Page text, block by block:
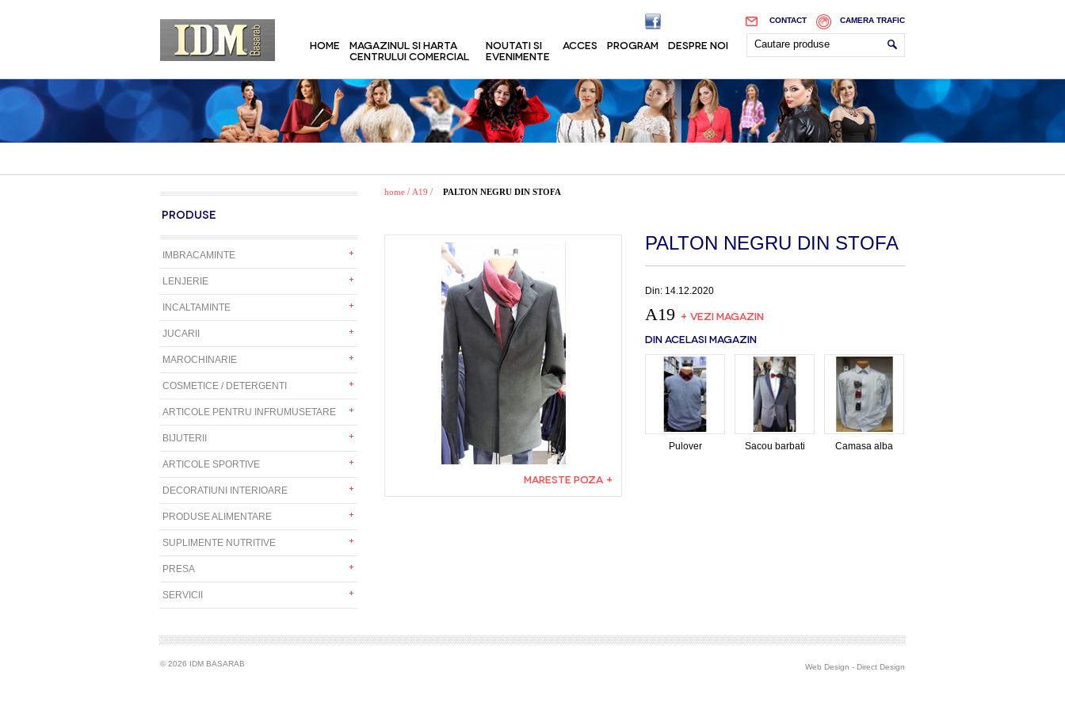
CAMERA TRAFIC
CONTACT
HOME
MAGAZINUL SI HARTA
CENTRULUI COMERCIAL
NOUTATI SI
EVENIMENTE
ACCES PROGRAM DESPRE NOI
PRODUSE
IMBRACAMINTE
LENJERIE
INCALTAMINTE
JUCARII
MAROCHINARIE
COSMETICE / DETERGENTI
ARTICOLE PENTRU INFRUMUSETARE
BIJUTERII
ARTICOLE SPORTIVE
DECORATIUNI INTERIOARE
PRODUSE ALIMENTARE
SUPLIMENTE NUTRITIVE
PRESA
SERVICII
home / A19 / PALTON NEGRU DIN STOFA
MARESTE POZA +
PALTON NEGRU DIN STOFA
Din: 14.12.2020
A19 + VEZI MAGAZIN
DIN ACELASI MAGAZIN
Pulover Sacou barbati Camasa alba
© 2026 IDM BASARAB Web Design - Direct Design